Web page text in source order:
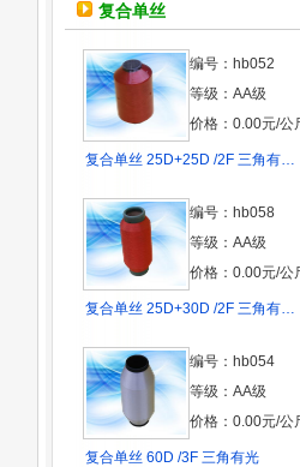
复合单丝
编号：hb052
等级：AA级
价格：0.00元/公
复合单丝 25D+25D /2F 三角有…
编号：hb058
等级：AA级
价格：0.00元/公
复合单丝 25D+30D /2F 三角有…
编号：hb054
等级：AA级
价格：0.00元/公
复合单丝 60D /3F 三角有光